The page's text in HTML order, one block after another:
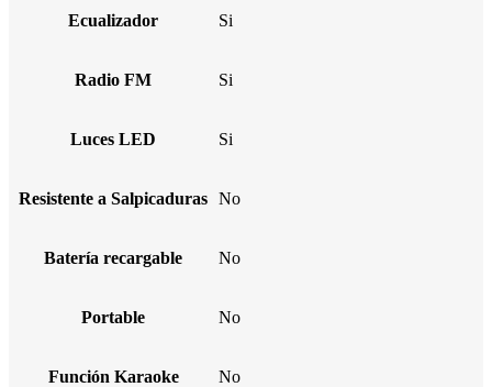
Ecualizador Si
Radio FM Si
Luces LED Si
Resistente a Salpicaduras No
Batería recargable No
Portable No
Función Karaoke No